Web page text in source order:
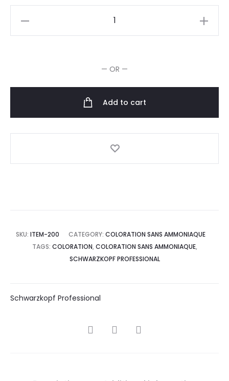
250ml
— OR —
Add to cart
SKU: ITEM-200 CATEGORY: COLORATION SANS AMMONIAQUE
TAGS: COLORATION, COLORATION SANS AMMONIAQUE,
SCHWARZKOPF PROFESSIONAL
Schwarzkopf Professional
SHARE